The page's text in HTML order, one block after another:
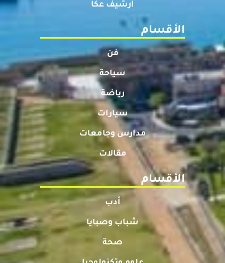
أرشيف عكا
الأقسام
فن
سياحة
رياضة
سيارات
مدارس وجامعات
مقالات
الأقسام
أدب
شباب وصبايا
صحة